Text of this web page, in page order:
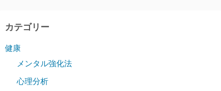
カテゴリー
健康
メンタル強化法
心理分析